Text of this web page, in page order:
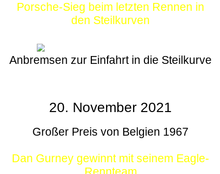
Porsche-Sieg beim letzten Rennen in
den Steilkurven
Anbremsen zur Einfahrt in die Steilkurve
20. November 2021
Großer Preis von Belgien 1967
Dan Gurney gewinnt mit seinem Eagle-